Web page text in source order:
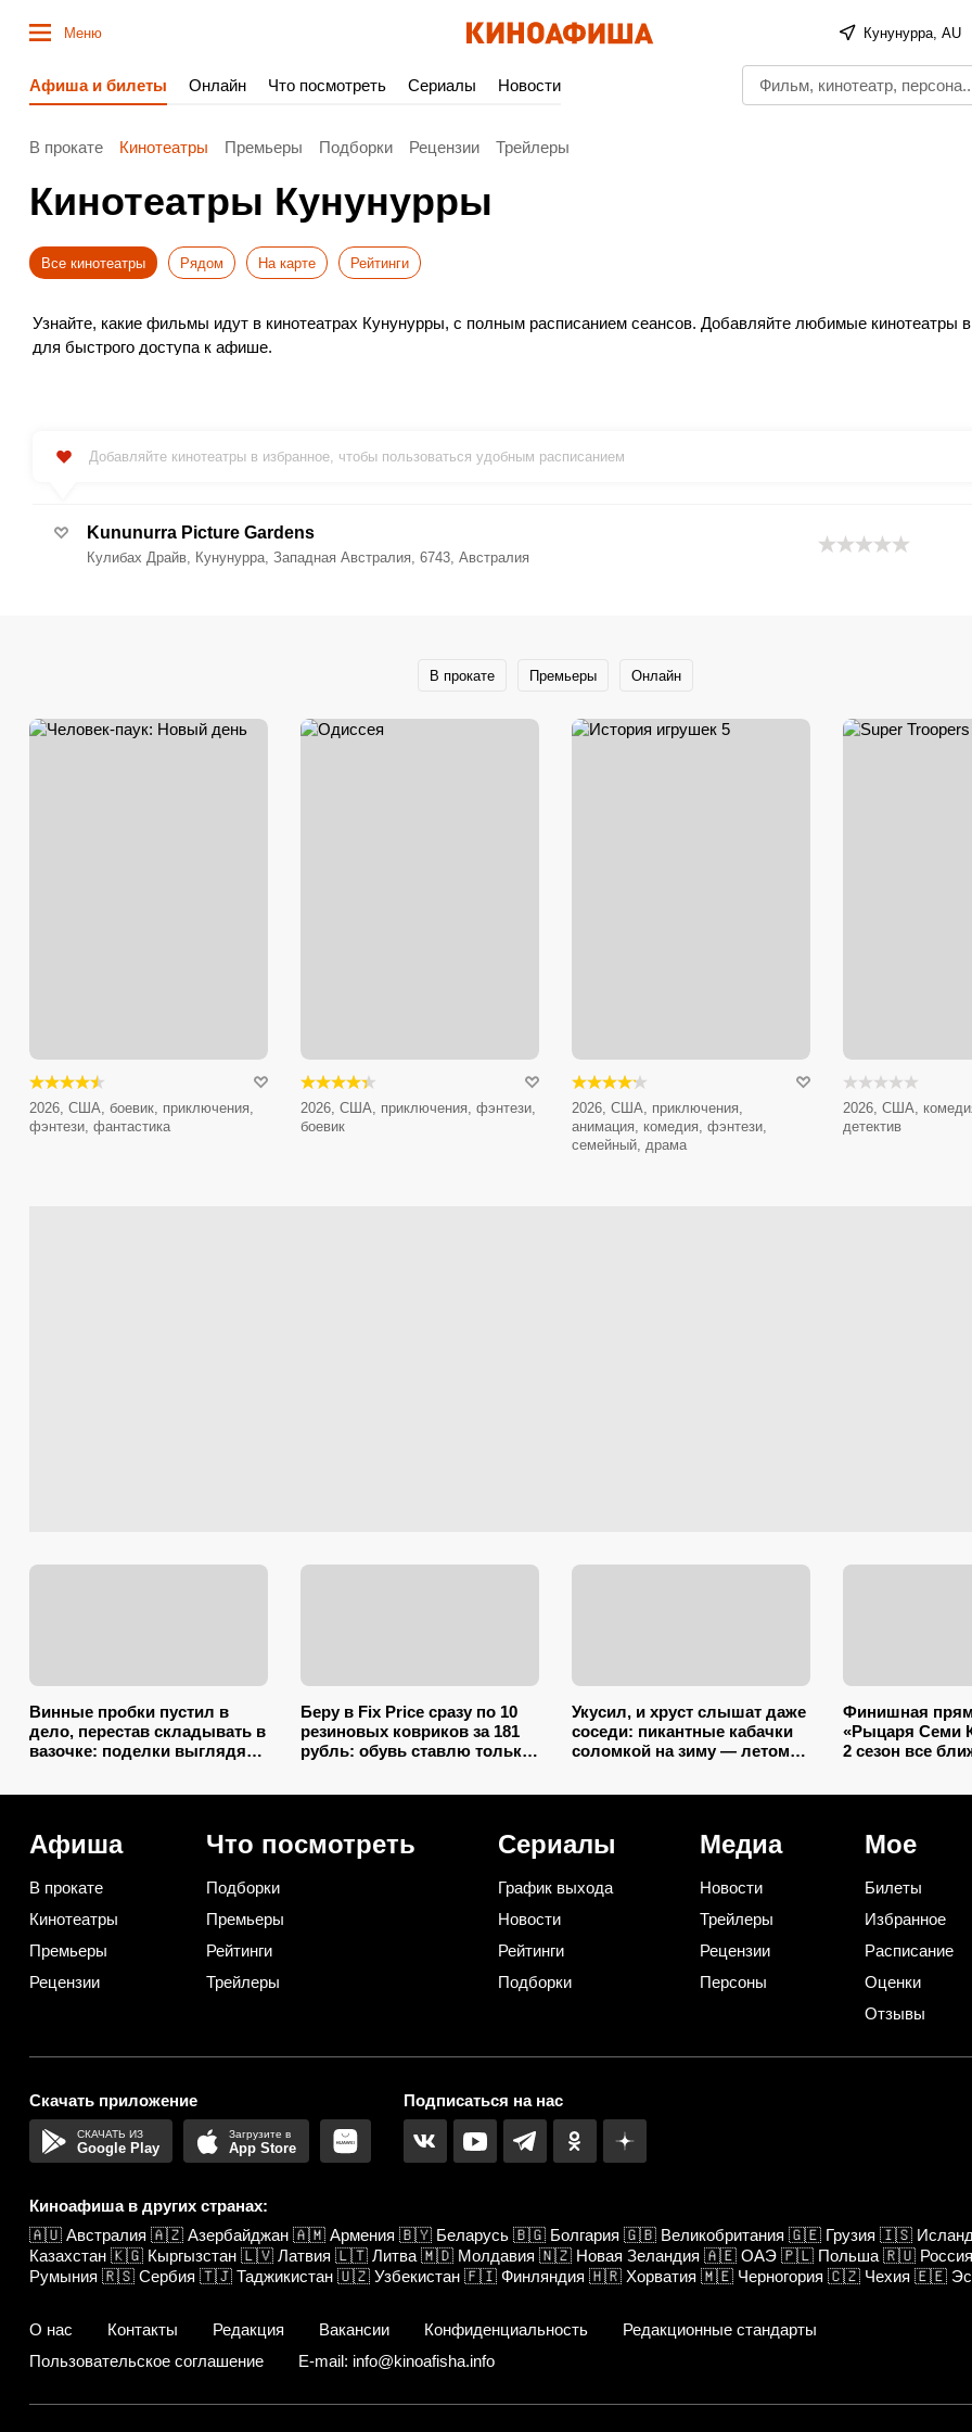
Меню Кунунурра, AU
Афиша и билеты Онлайн Что посмотреть Сериалы Новости
В прокате Кинотеатры Премьеры Подборки Рецензии Трейлеры
Кинотеатры Кунунурры
Все кинотеатры Рядом На карте Рейтинги
Узнайте, какие фильмы идут в кинотеатрах Кунунурры, с полным расписанием сеансов. Добавляйте любимые кинотеатры
для быстрого доступа к афише.
Добавляйте кинотеатры в избранное, чтобы пользоваться удобным расписанием
Kununurra Picture Gardens
Кулибах Драйв, Кунунурра, Западная Австралия, 6743, Австралия
В прокате Премьеры Онлайн
2026, США, боевик, приключения,
фэнтези, фантастика
2026, США, приключения, фэнтези,
боевик
2026, США, приключения,
анимация, комедия, фэнтези,
семейный, драма
2026, США,
детектив
Винные пробки пустил в
дело, перестав складывать в
вазочке: поделки выглядят
Беру в Fix Price сразу по 10
резиновых ковриков за 181
рубль: обувь ставлю только
Укусил, и хруст слышат даже
соседи: пикантные кабачки
соломкой на зиму — летом
Финишная
«Рыцаря Семи
2 сезон все
Афиша
В прокате
Кинотеатры
Премьеры
Рецензии
Что посмотреть
Подборки
Премьеры
Рейтинги
Трейлеры
Сериалы
График выхода
Новости
Рейтинги
Подборки
Медиа
Новости
Трейлеры
Рецензии
Персоны
Мое
Билеты
Избранное
Расписание
Оценки
Отзывы
Скачать приложение
Google Play App Store
Подписаться на нас
Киноафиша в других странах:
🇦🇺 Австралия 🇦🇿 Азербайджан 🇦🇲 Армения 🇧🇾 Беларусь 🇧🇬 Болгария 🇬🇧 Великобритания 🇬🇪 Грузия 🇮🇸
Казахстан 🇰🇬 Кыргызстан 🇱🇻 Латвия 🇱🇹 Литва 🇲🇩 Молдавия 🇳🇿 Новая Зеландия 🇦🇪 ОАЭ 🇵🇱 Польша 🇷🇺 Россия
Румыния 🇷🇸 Сербия 🇹🇯 Таджикистан 🇺🇿 Узбекистан 🇫🇮 Финляндия 🇭🇷 Хорватия 🇲🇪 Черногория 🇨🇿 Чехия 🇪🇪
О нас Контакты Редакция Вакансии Конфиденциальность
Редакционные стандарты
Пользовательское соглашение
E-mail: info@kinoafisha.info